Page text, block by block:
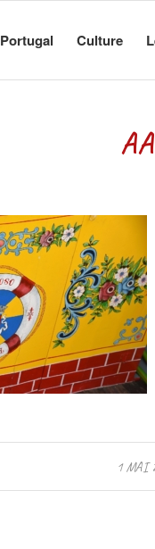
Portugal Culture
1 MAI